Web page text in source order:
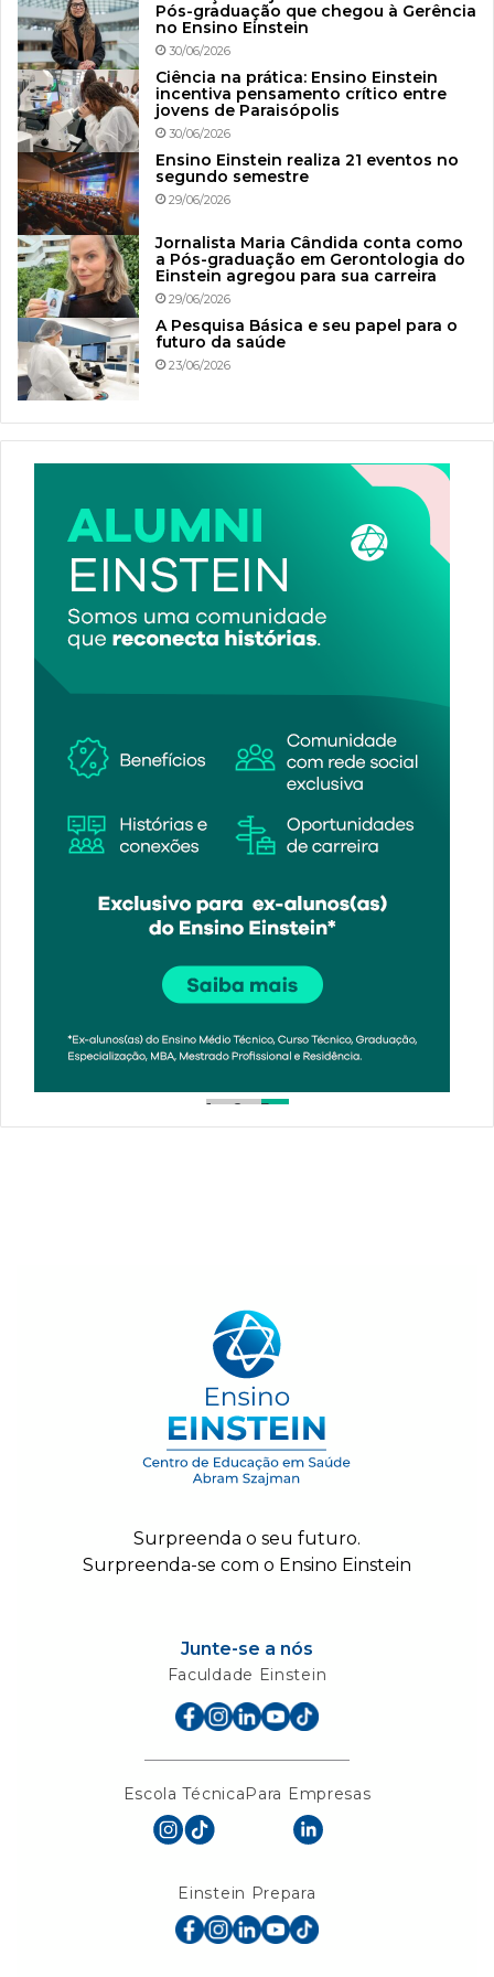
Pós-graduação que chegou à Gerência
no Ensino Einstein
30/06/2026
Ciência na prática: Ensino Einstein
incentiva pensamento crítico entre
jovens de Paraisópolis
30/06/2026
Ensino Einstein realiza 21 eventos no
segundo semestre
29/06/2026
Jornalista Maria Cândida conta como
a Pós-graduação em Gerontologia do
Einstein agregou para sua carreira
29/06/2026
A Pesquisa Básica e seu papel para o
futuro da saúde
23/06/2026
1 2 3
Surpreenda o seu futuro.
Surpreenda-se com o Ensino Einstein
Junte-se a nós
Faculdade Einstein
Escola TécnicaPara Empresas
Einstein Prepara